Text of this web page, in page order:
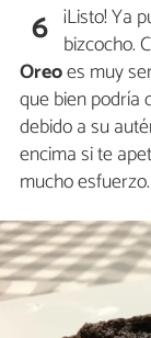
6 ¡Listo! Ya
bizcocho.
Oreoes muy
que bien podría
debido a su
encima si te
mucho esfuerzo.